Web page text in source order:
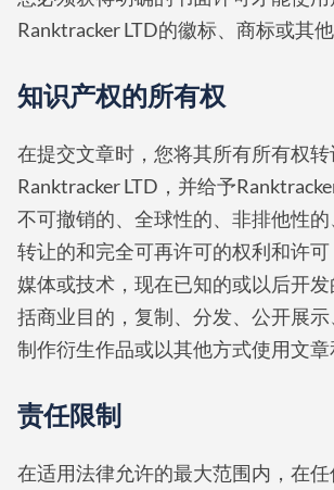
Ranktracker LTD的徽标、商标或其他
知识产权的所有权
在提交文章时，您将其所有所有权转
Ranktracker LTD，并给予
不可撤销的、全球性的、非排他性
转让的和完全可再许可的权利和许可
媒体或技术，现在已知的或以后开
括商业目的，复制、分发、公开展示
制作衍生作品或以其他方式使用文章
责任限制
在适用法律允许的最大范围内，在任